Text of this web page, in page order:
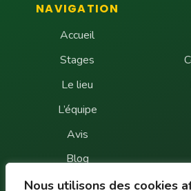
Nous utilisons des cookies
NAVIGATION
Accueil
Stages
Le lieu
L’équipe
Avis
Blog
FAQ